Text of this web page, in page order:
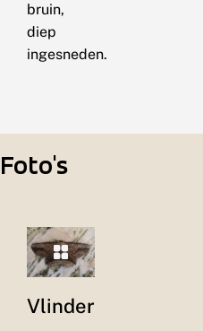
bruin,
diep
ingesneden.
Foto's
Vlinder